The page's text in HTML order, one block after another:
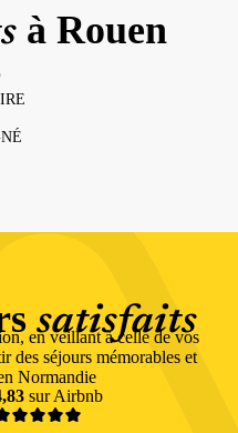
à Rouen
satisfaits
en veillant à celle de vos
des séjours mémorables et
Normandie
sur Airbnb